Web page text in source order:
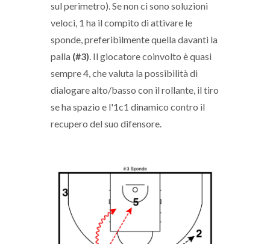
sul perimetro). Se non ci sono soluzioni
veloci, 1 ha il compito di attivare le
sponde, preferibilmente quella davanti la
palla (#3). Il giocatore coinvolto è quasi
sempre 4, che valuta la possibilità di
dialogare alto/basso con il rollante, il tiro
se ha spazio e l'1c1 dinamico contro il
recupero del suo difensore.